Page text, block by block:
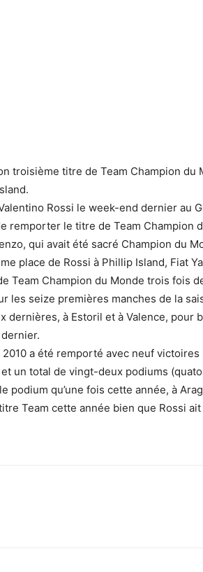
troisième titre de Team Champion du
Rossi le week-end dernier au
remporter le titre de Team Champion
qui avait été sacré Champion du
place de Rossi à Phillip Island, Fiat
Team Champion du Monde trois fois
les seize premières manches de la
dernières, à Estoril et à Valence, pour
a été remporté avec neuf
un total de vingt-deux podiums
podium qu’une fois cette année, à
Team cette année bien que Rossi